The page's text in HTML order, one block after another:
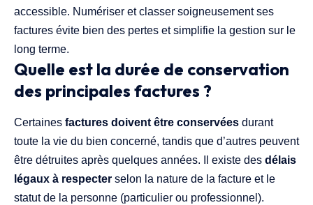
accessible. Numériser et classer soigneusement ses
factures évite bien des pertes et simplifie la gestion sur le
long terme.
Quelle est la durée de conservation
des principales factures ?
Certaines factures doivent être conservées durant
toute la vie du bien concerné, tandis que d’autres peuvent
être détruites après quelques années. Il existe des délais
légaux à respecter selon la nature de la facture et le
statut de la personne (particulier ou professionnel).